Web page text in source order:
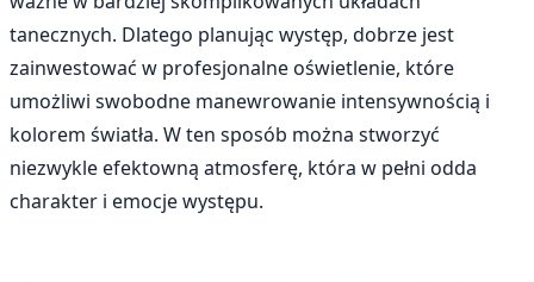
tanecznych. Dlatego planując występ, dobrze jest
zainwestować w profesjonalne oświetlenie, które
umożliwi swobodne manewrowanie intensywnością i
kolorem światła. W ten sposób można stworzyć
niezwykle efektowną atmosferę, która w pełni odda
charakter i emocje występu.